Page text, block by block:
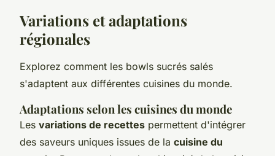
Variations et adaptations
régionales
Explorez comment les bowls sucrés salés
s'adaptent aux différentes cuisines du monde.
Adaptations selon les cuisines du monde
Les variations de recettes permettent d'intégrer
des saveurs uniques issues de la cuisine du